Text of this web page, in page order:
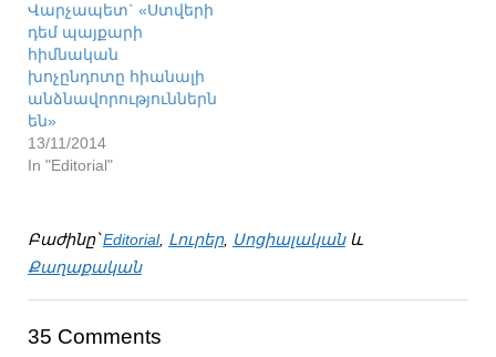
Վարչապետ` «Ստվերի
դեմ պայքարի
հիմնական
խոչընդոտը հիանալի
անձնավորություններն
են»
13/11/2014
In "Editorial"
Բաժինը՝Editorial, Լուրեր, Սոցիալականև
Քաղաքական
35 Comments